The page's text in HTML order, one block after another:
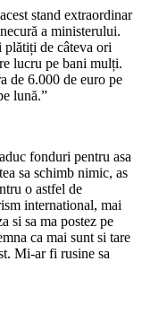
stand extraordinar
a ministerului.
plătiți de câteva ori
lucru pe bani mulți.
de 6.000 de euro pe
lună.”
fonduri pentru asa
sa schimb nimic, as
o astfel de
international, mai
si sa ma postez pe
ca mai sunt si tare
Mi-ar fi rusine sa